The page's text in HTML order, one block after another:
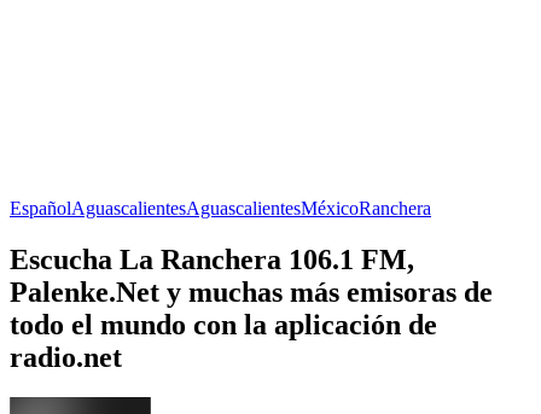
EspañolAguascalientesAguascalientesMéxicoRanchera
Escucha La Ranchera 106.1 FM,
Palenke.Net y muchas más emisoras de
todo el mundo con la aplicación de
radio.net